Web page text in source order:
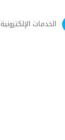
الخدمات الإلكترونية